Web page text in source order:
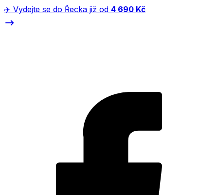
✈️ Vydejte se do Řecka již od 4 690 Kč